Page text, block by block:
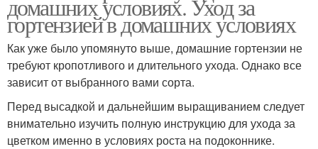
домашних условиях. Уход за
гортензией в домашних условиях
Как уже было упомянуто выше, домашние гортензии не
требуют кропотливого и длительного ухода. Однако все
зависит от выбранного вами сорта.
Перед высадкой и дальнейшим выращиванием следует
внимательно изучить полную инструкцию для ухода за
цветком именно в условиях роста на подоконнике.